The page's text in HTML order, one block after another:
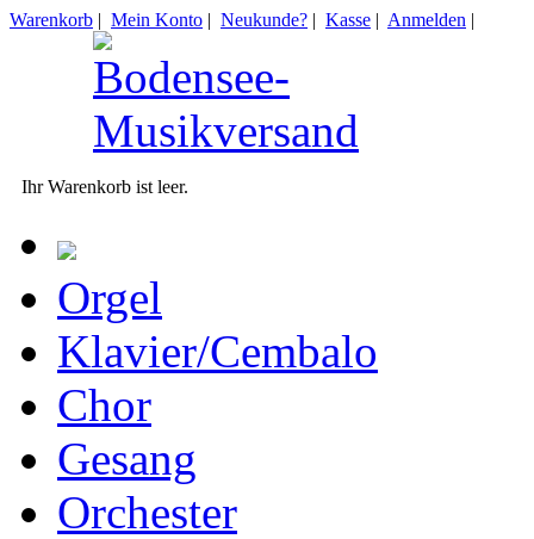
Warenkorb | Mein Konto | Neukunde? | Kasse | Anmelden |
Ihr Warenkorb ist leer.
Orgel
Klavier/Cembalo
Chor
Gesang
Orchester